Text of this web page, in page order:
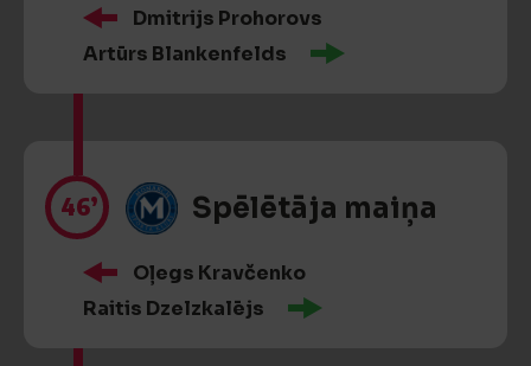
Dmitrijs Prohorovs
Artūrs Blankenfelds
46’ Spēlētāja maiņa
Oļegs Kravčenko
Raitis Dzelzkalējs